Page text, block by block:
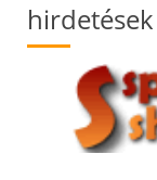
hirdetések